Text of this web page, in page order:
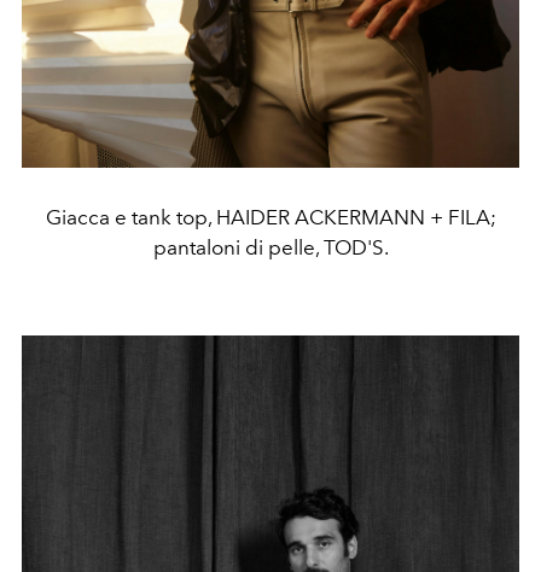
Giacca e tank top, HAIDER ACKERMANN + FILA;
pantaloni di pelle, TOD'S.